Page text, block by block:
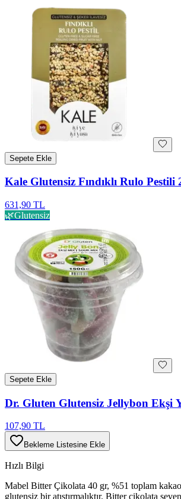
Sepete Ekle
Kale Glutensiz Fındıklı Rulo Pestili
631,90 TL
🌿Glutensiz
Sepete Ekle
Dr. Gluten Glutensiz Jellybon Ekşi
107,90 TL
Bekleme Listesine Ekle
Hızlı Bilgi
Mabel Bitter Çikolata 40 gr, %51 toplam
glutensiz bir atıştırmalıktır. Bitter çikolata